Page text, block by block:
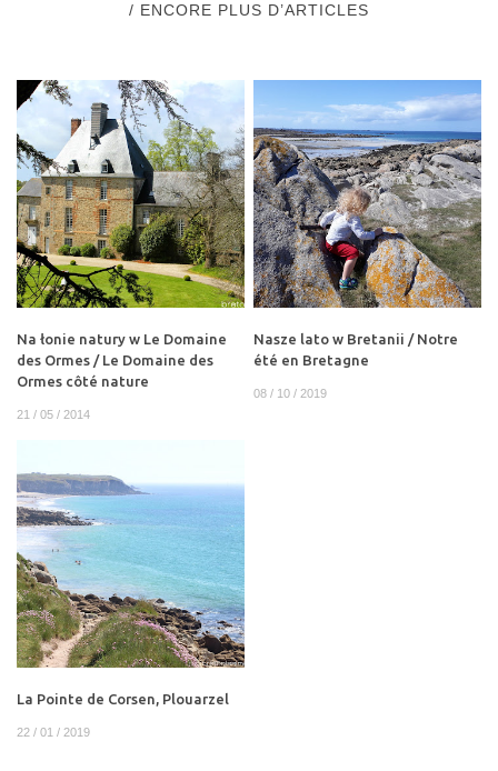
/ ENCORE PLUS D’ARTICLES
Na łonie natury w Le Domaine
des Ormes / Le Domaine des
Ormes côté nature
21 / 05 / 2014
Nasze lato w Bretanii / Notre
été en Bretagne
08 / 10 / 2019
La Pointe de Corsen, Plouarzel
22 / 01 / 2019